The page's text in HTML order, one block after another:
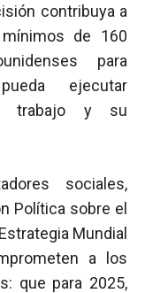
contribuya a
de 160
para
ejecutar
trabajo y su
sociales,
Política sobre el
Mundial
a los
que para 2025,